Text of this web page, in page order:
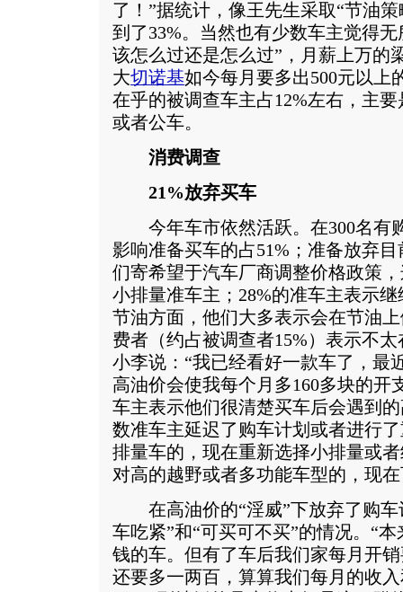
了！”据统计，像王先生采取“节油
到了33%。当然也有少数车主觉得
该怎么过还是怎么过”，月薪上万的
大切诺基如今每月要多出500元以上
在乎的被调查车主占12%左右，主
或者公车。
消费调查
21%放弃买车
今年车市依然活跃。在300名有
影响准备买车的占51%；准备放弃
们寄希望于汽车厂商调整价格政策
小排量准车主；28%的准车主表示
节油方面，他们大多表示会在节油
费者（约占被调查者15%）表示不
小李说：“我已经看好一款车了，最
高油价会使我每个月多160多块的开
车主表示他们很清楚买车后会遇到
数准车主延迟了购车计划或者进行
排量车的，现在重新选择小排量或
对高的越野或者多功能车型的，现
在高油价的“淫威”下放弃了购车
车吃紧”和“可买可不买”的情况。“
钱的车。但有了车后我们家每月开
还要多一两百，算算我们每月的收